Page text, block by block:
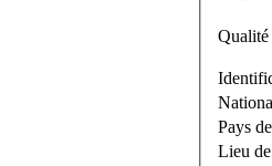
Qualité
Pays
Lieu